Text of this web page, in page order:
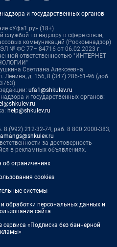
и государственных органов
«Уфа1.ру» (18+)
службой по надзору в сфере связи,
коммуникаций (Роскомнадзор)
№ ФС 77– 84716 от 06.02.2023 г.
ответственностью "ИНТЕРНЕТ
Светлана Алексеевна
Ленина, д. 156, 8 (347) 286-51-96 (доб.
3763)
ufa1@shkulev.ru
и государственных органов:
help@shkulev.ru
(992) 212-32-74, раб. 8 800 2000-383,
за достоверность
в рекламных объявлениях.
ограничениях
cookies
системы
обработки персональных данных и
сайта
сервиса «Подписка без баннерной